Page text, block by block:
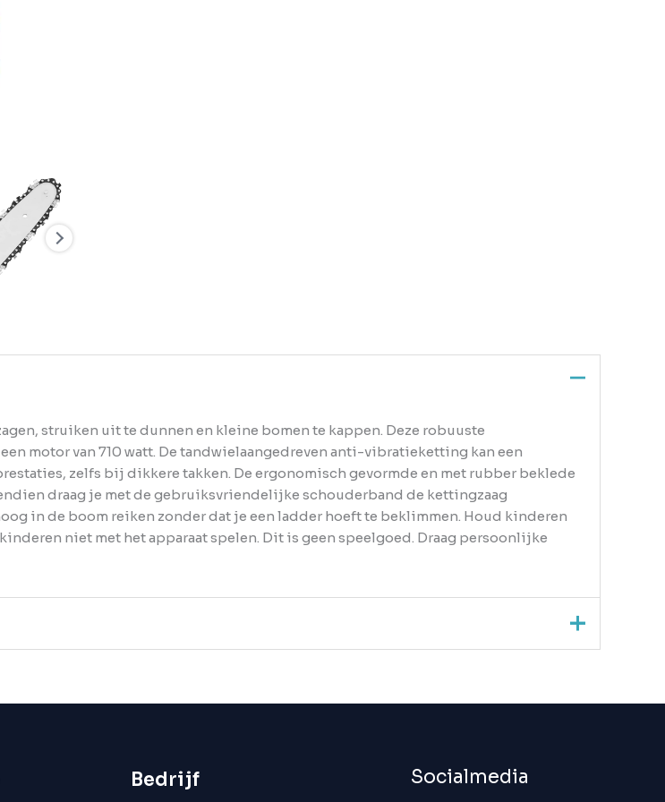
struiken uit te dunnen en kleine bomen te kappen. Deze robuuste
motor van 710 watt. De tandwielaangedreven anti-vibratieketting kan een
zelfs bij dikkere takken. De ergonomisch gevormde en met rubber beklede
draag je met de gebruiksvriendelijke schouderband de kettingzaag
in de boom reiken zonder dat je een ladder hoeft te beklimmen. Houd kinderen
niet met het apparaat spelen. Dit is geen speelgoed. Draag persoonlijke
Bedrijf Socialmedia